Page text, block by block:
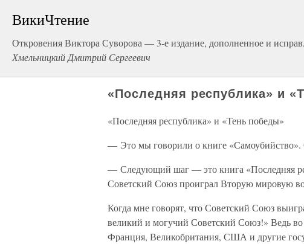
ВикиЧтение
Откровения Виктора Суворова — 3-е издание, дополненное и
Хмельницкий Дмитрий Сергеевич
«Последняя республика» и
«Последняя республика» и «Тень победы»
— Это мы говорили о книге
— Следующий шаг — это книга «Последняя
Советский Союз проиграл Вторую мировую
Когда мне говорят, что Советский Союз
великий и могучий Советский Союз!» Ведь
Франция, Великобритания, США и другие